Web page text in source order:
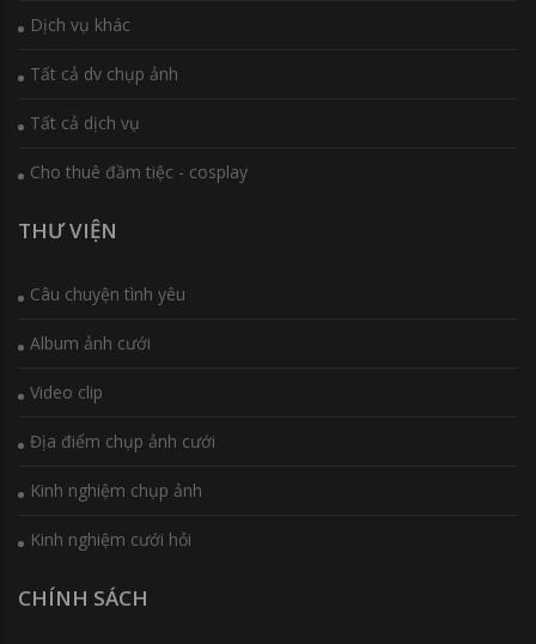
Dịch vụ khác
Tất cả dv chụp ảnh
Tất cả dịch vụ
Cho thuê đầm tiệc - cosplay
THƯ VIỆN
Câu chuyện tình yêu
Album ảnh cưới
Video clip
Địa điểm chụp ảnh cưới
Kinh nghiệm chụp ảnh
Kinh nghiệm cưới hỏi
CHÍNH SÁCH